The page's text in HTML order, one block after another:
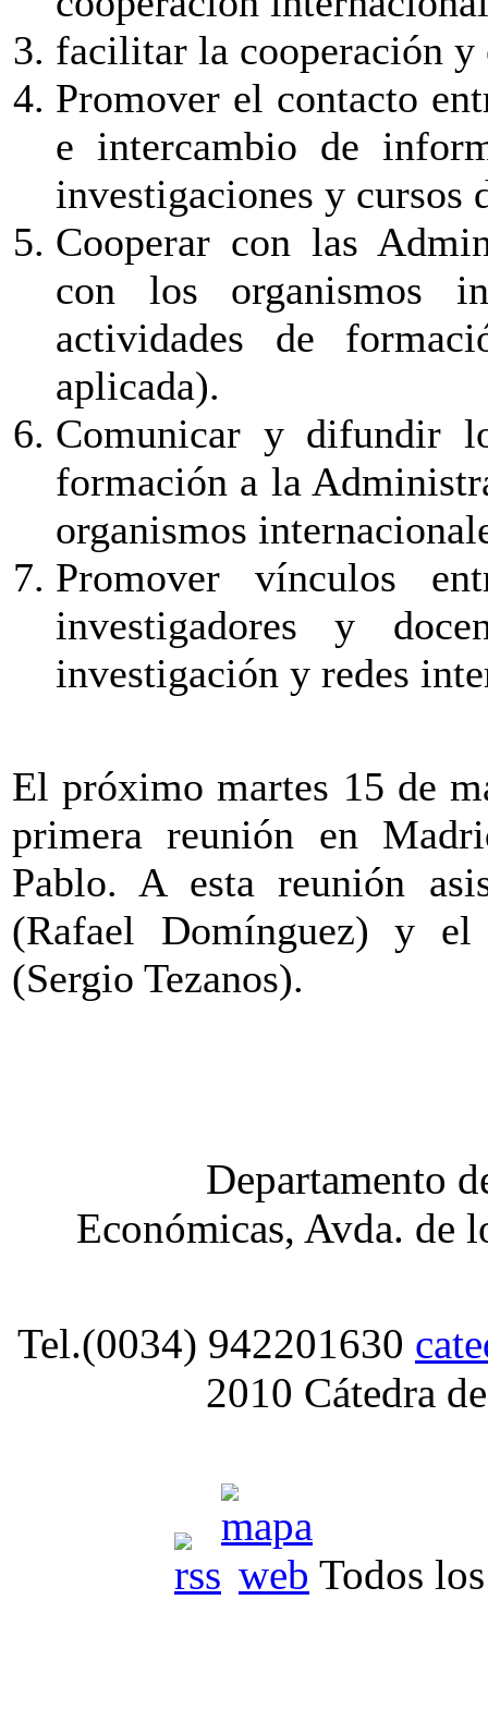
facilitar la cooperación y
Promover el contacto
e intercambio de
investigaciones y cursos
Cooperar con las
con los organismos
actividades de
aplicada).
Comunicar y difundir
formación a la
organismos
Promover vínculos
investigadores y
investigación y redes
El próximo martes 15 de
primera reunión en
Pablo. A esta reunión
(Rafael Domínguez) y el
(Sergio Tezanos).
Departamento
Económicas, Avda. de
Tel.(0034) 942201630
2010 Cátedra
Todos